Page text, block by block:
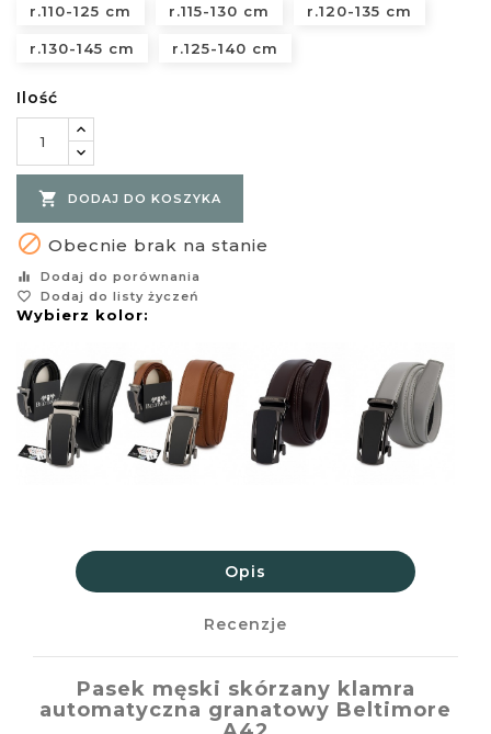
r.110-125 cm r.115-130 cm r.120-135 cm
r.130-145 cm r.125-140 cm
Ilość
 DODAJ DO KOSZYKA
 Obecnie brak na stanie
equalizer
Dodaj do porównania
favorite_border
Dodaj do listy życzeń
Wybierz kolor:
Opis
Recenzje
Pasek męski skórzany klamra
automatyczna granatowy Beltimore